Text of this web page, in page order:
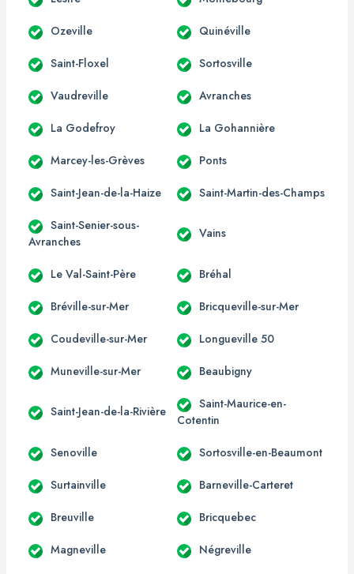
Ozeville Quinéville
Saint-Floxel Sortosville
Vaudreville Avranches
La Godefroy La Gohannière
Marcey-les-Grèves Ponts
Saint-Jean-de-la-Haize Saint-Martin-des-Champs
Saint-Senier-sous-
Avranches
Vains
Le Val-Saint-Père Bréhal
Bréville-sur-Mer Bricqueville-sur-Mer
Coudeville-sur-Mer Longueville 50
Muneville-sur-Mer Beaubigny
Saint-Jean-de-la-Rivière
Saint-Maurice-en-
Cotentin
Senoville Sortosville-en-Beaumont
Surtainville Barneville-Carteret
Breuville Bricquebec
Magneville Négreville